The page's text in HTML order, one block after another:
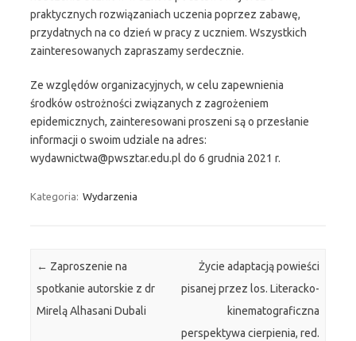
praktycznych rozwiązaniach uczenia poprzez zabawę,
przydatnych na co dzień w pracy z uczniem. Wszystkich
zainteresowanych zapraszamy serdecznie.
Ze względów organizacyjnych, w celu zapewnienia
środków ostrożności związanych z zagrożeniem
epidemicznych, zainteresowani proszeni są o przesłanie
informacji o swoim udziale na adres:
wydawnictwa@pwsztar.edu.pl do 6 grudnia 2021 r.
Kategoria: Wydarzenia
Post navigation
← Zaproszenie na
spotkanie autorskie z dr
Mirelą Alhasani Dubali
Życie adaptacją powieści
pisanej przez los. Literacko-
kinematograficzna
perspektywa cierpienia, red.